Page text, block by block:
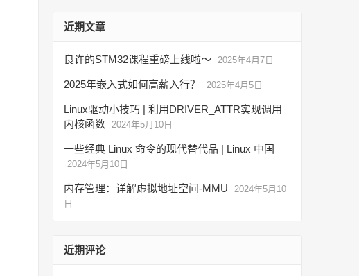
近期文章
良许的STM32课程重磅上线啦～ 2025年4月7日
2025年嵌入式如何高薪入行？ 2025年4月5日
Linux驱动小技巧 | 利用DRIVER_ATTR实现调用
内核函数 2024年5月10日
一些经典 Linux 命令的现代替代品 | Linux 中国
2024年5月10日
内存管理：详解虚拟地址空间-MMU
2024年5月10
日
近期评论